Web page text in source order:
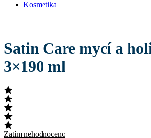
Kosmetika
Satin Care mycí a
3×190 ml
Zatím nehodnoceno